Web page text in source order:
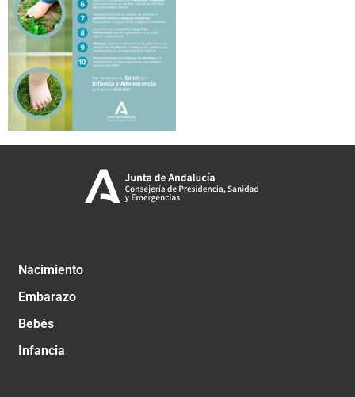
Nacimiento
Embarazo
Bebés
Infancia